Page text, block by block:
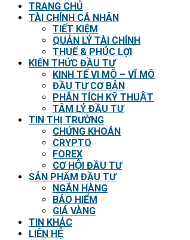
TRANG CHỦ
TÀI CHÍNH CÁ NHÂN
TIẾT KIỆM
QUẢN LÝ TÀI CHÍNH
THUẾ & PHÚC LỢI
KIẾN THỨC ĐẦU TƯ
KINH TẾ VI MÔ – VĨ MÔ
ĐẦU TƯ CƠ BẢN
PHÂN TÍCH KỸ THUẬT
TÂM LÝ ĐẦU TƯ
TIN THỊ TRƯỜNG
CHỨNG KHOÁN
CRYPTO
FOREX
CƠ HỘI ĐẦU TƯ
SẢN PHẨM ĐẦU TƯ
NGÂN HÀNG
BẢO HIỂM
GIÁ VÀNG
TIN KHÁC
LIÊN HỆ